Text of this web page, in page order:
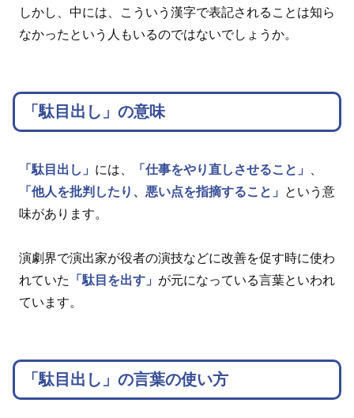
しかし、中には、こういう漢字で表記されることは知ら
なかったという人もいるのではないでしょうか。
「駄目出し」の意味
「駄目出し」 には、 「仕事をやり直しさせること」
「他人を批判したり、悪い点を指摘すること」
という意
味があります。
演劇界で演出家が役者の演技などに改善を促す時に使わ
れていた
「駄目を出す」 が元になっている言葉といわれ
ています。
「駄目出し」の言葉の使い方